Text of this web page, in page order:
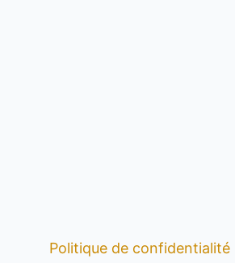
Politique de confidentialité